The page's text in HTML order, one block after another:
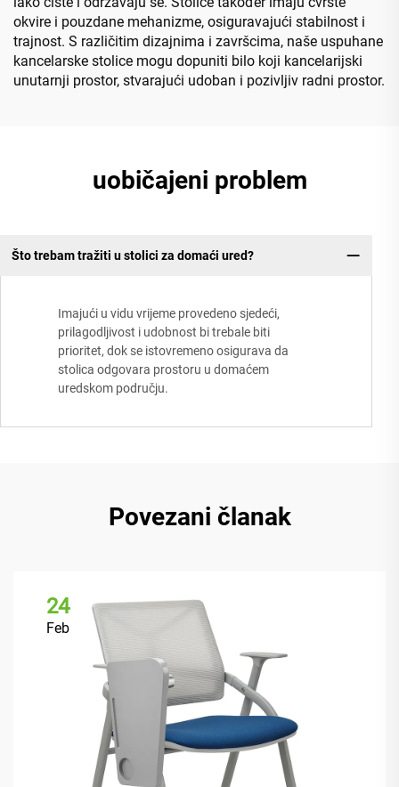
okvire i pouzdane mehanizme, osiguravajući stabilnost i
trajnost. S različitim dizajnima i završcima, naše uspuhane
kancelarske stolice mogu dopuniti bilo koji kancelarijski
unutarnji prostor, stvarajući udoban i pozivljiv radni prostor.
uobičajeni problem
Što trebam tražiti u stolici za domaći ured?
Imajući u vidu vrijeme provedeno sjedeći,
prilagodljivost i udobnost bi trebale biti
prioritet, dok se istovremeno osigurava da
stolica odgovara prostoru u domaćem
uredskom području.
Povezani članak
24
Feb